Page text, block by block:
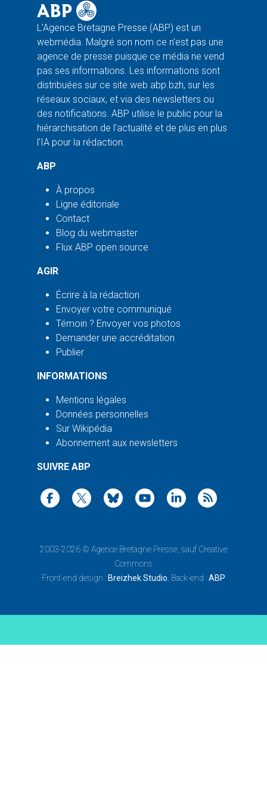
L'Agence Bretagne Presse (ABP) est un
webmédia. Malgré son nom ce n'est pas une
agence de presse puisque ce média ne vend
pas ses informations. Les informations sont
distribuées sur ce site web abp.bzh, sur les
réseaux sociaux, et via des newsletters ou
des notifications. ABP utilise le public pour la
hiérarchisation de l'actualité et de plus en plus
l'IA pour la rédaction.
ABP
À propos
Ligne éditoriale
Contact
Blog du webmaster
Flux ABP open source
AGIR
Écrire à la rédaction
Envoyer votre communiqué
Témoin ? Envoyer vos photos
Demander une accréditation
Publier
INFORMATIONS
Mentions légales
Données personnelles
Sur Wikipédia
Abonnement aux newsletters
SUIVRE ABP
2003-2026 © Agence Bretagne Presse, sauf Creative
Commons
Front-end design : Breizhek Studio , Back-end :ABP